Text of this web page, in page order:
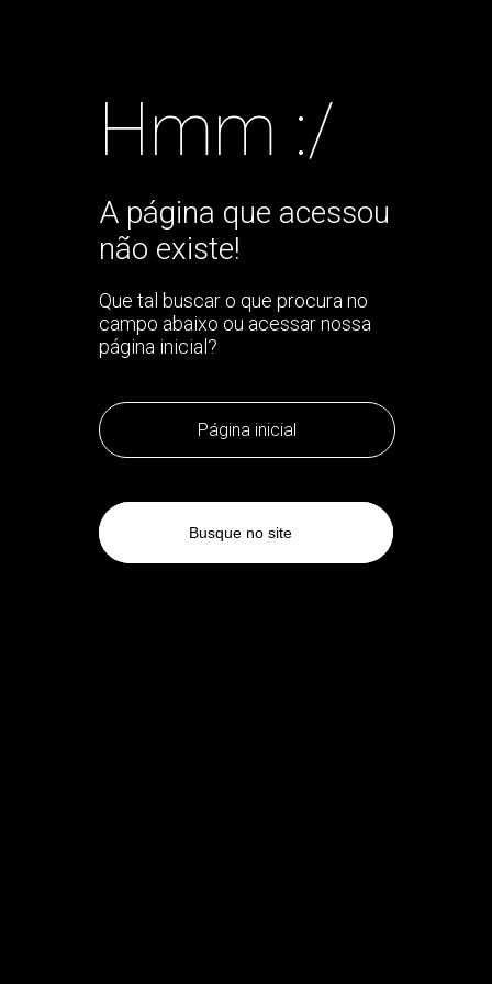
Hmm :/
A página que acessou
não existe!
Que tal buscar o que procura no
campo abaixo ou acessar nossa
página inicial?
Página inicial